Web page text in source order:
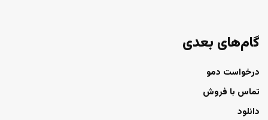
گام‌های بعدی
درخواست دمو
تماس با فروش
دانلود